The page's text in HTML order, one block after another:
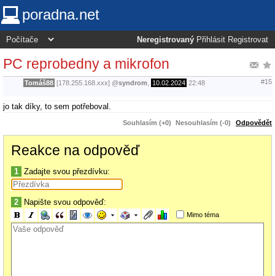
poradna.net
Neregistrovaný Přihlásit Registrovat
PC reprobedny a mikrofon
Tomáš88 [178.255.168.xxx] @syndrom 10.02.2024 22:48 #15
jo tak díky, to sem potřeboval.
Souhlasím (+0) Nesouhlasím (-0) Odpovědět
Reakce na odpověď
1 Zadajte svou přezdívku:
2 Napište svou odpověď:
Mimo téma